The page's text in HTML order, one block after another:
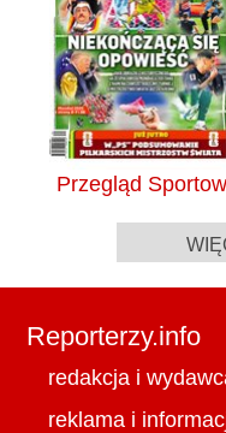
Przegląd
Reporterzy.info
redakcja i
reklama i